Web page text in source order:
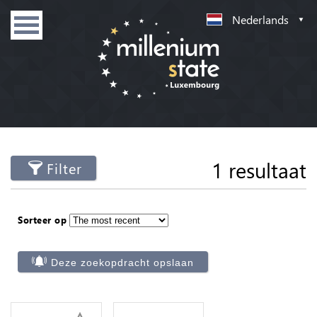
Nederlands
Filter 1 resultaat
Sorteer op
Deze zoekopdracht opslaan